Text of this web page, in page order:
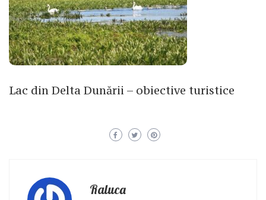
Lac din Delta Dunării – obiective turistice
Raluca